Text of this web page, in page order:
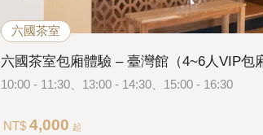
六國茶室
六國茶室包廂體驗 – 臺灣館（4~6人VIP包
10:00 - 11:30、13:00 - 14:30、15:00 - 16:30
NT$ 4,000 起